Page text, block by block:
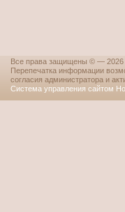
Все права защищены © — 2026
Перепечатка информации
согласия администратора и
Система управления сайтом